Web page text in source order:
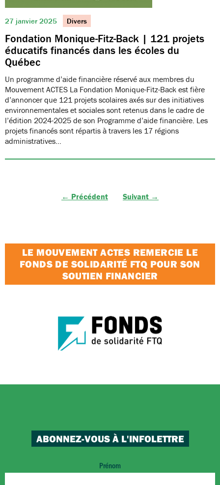
27 janvier 2025 Divers
Fondation Monique-Fitz-Back | 121 projets
éducatifs financés dans les écoles du
Québec
Un programme d’aide financière réservé aux membres du
Mouvement ACTES La Fondation Monique-Fitz-Back est fière
d’annoncer que 121 projets scolaires axés sur des initiatives
environnementales et sociales sont retenus dans le cadre de
l’édition 2024-2025 de son Programme d’aide financière. Les
projets financés sont répartis à travers les 17 régions
administratives…
← Précédent Suivant →
LE MOUVEMENT ACTES REMERCIE LE
FONDS DE SOLIDARITÉ FTQ POUR SON
SOUTIEN FINANCIER
ABONNEZ-VOUS À L'INFOLETTRE
Prénom